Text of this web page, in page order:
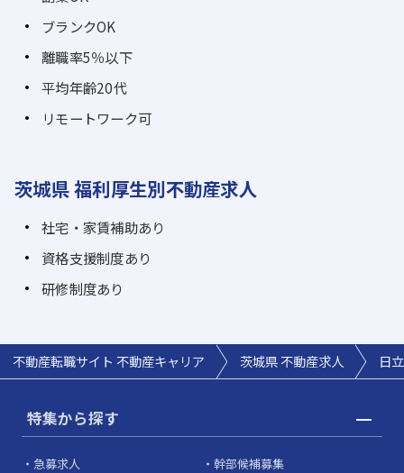
ブランクOK
離職率5％以下
平均年齢20代
リモートワーク可
茨城県 福利厚生別不動産求人
社宅・家賃補助あり
資格支援制度あり
研修制度あり
不動産転職サイト 不動産キャリア 茨城県 不動産求人 日
特集から探す
急募求人
幹部候補募集